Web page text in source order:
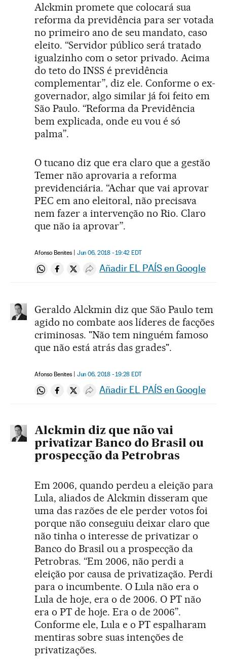
Alckmin promete que colocará sua
reforma da previdência para ser votada
no primeiro ano de seu mandato, caso
eleito. “Servidor público será tratado
igualzinho com o setor privado. Acima
do teto do INSS é previdência
complementar”, diz ele. Conforme o ex-
governador, algo similar já foi feito em
São Paulo. “Reforma da Previdência
bem explicada, onde eu vou é só
palma”.
O tucano diz que era claro que a gestão
Temer não aprovaria a reforma
previdenciária. “Achar que vai aprovar
PEC em ano eleitoral, não precisava
nem fazer a intervenção no Rio. Claro
que não ia aprovar”.
Afonso Benites Jun 06, 2018 - 19:42 EDT
Compartir en Whatsapp
Compartir en Facebook
Compartir en Twitter
Desplegar Redes Sociales
Añadir EL PAÍS en Google
Geraldo Alckmin diz que São Paulo tem
agido no combate aos líderes de facções
criminosas. "Não tem ninguém famoso
que não está atrás das grades".
Afonso Benites Jun 06, 2018 - 19:28 EDT
Compartir en Whatsapp
Compartir en Facebook
Compartir en Twitter
Desplegar Redes Sociales
Añadir EL PAÍS en Google
Alckmin diz que não vai
privatizar Banco do Brasil ou
prospecção da Petrobras
Em 2006, quando perdeu a eleição para
Lula, aliados de Alckmin disseram que
uma das razões de ele perder votos foi
porque não conseguiu deixar claro que
não tinha o interesse de privatizar o
Banco do Brasil ou a prospecção da
Petrobras. “Em 2006, não perdi a
eleição por causa de privatização. Perdi
para o incumbente. O Lula não era o
Lula de hoje, era o de 2006. O PT não
era o PT de hoje. Era o de 2006”.
Conforme ele, Lula e o PT espalharam
mentiras sobre suas intenções de
privatizações.